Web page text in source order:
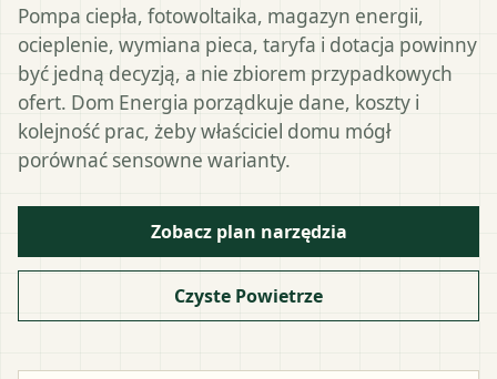
Pompa ciepła, fotowoltaika, magazyn energii,
ocieplenie, wymiana pieca, taryfa i dotacja powinny
być jedną decyzją, a nie zbiorem przypadkowych
ofert. Dom Energia porządkuje dane, koszty i
kolejność prac, żeby właściciel domu mógł
porównać sensowne warianty.
Zobacz plan narzędzia
Czyste Powietrze